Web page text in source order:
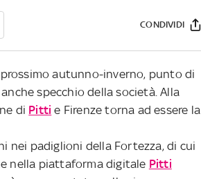
CONDIVIDI
autunno-inverno, punto di
specchio della società. Alla
di Pitti e Firenze torna ad essere la
nei padiglioni della Fortezza, di cui
nella piattaforma digitale Pitti